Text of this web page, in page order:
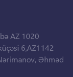
AZ 1020
6,AZ1142
Əhməd